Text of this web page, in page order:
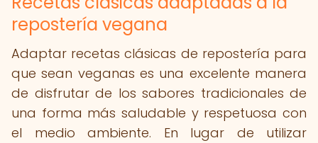
repostería vegana
Adaptar recetas clásicas de repostería para
que sean veganas es una excelente manera
de disfrutar de los sabores tradicionales de
una forma más saludable y respetuosa con
el medio ambiente. En lugar de utilizar